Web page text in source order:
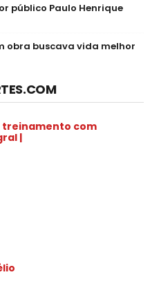
público Paulo Henrique
obra buscava vida melhor
treinamento com
|